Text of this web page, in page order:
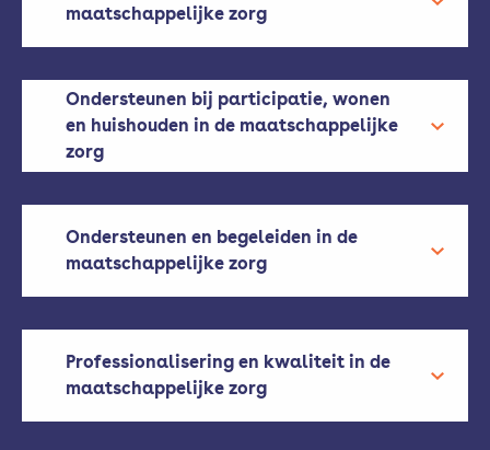
maatschappelijke zorg
Ondersteunen bij participatie, wonen
en huishouden in de maatschappelijke
zorg
Ondersteunen en begeleiden in de
maatschappelijke zorg
Professionalisering en kwaliteit in de
maatschappelijke zorg